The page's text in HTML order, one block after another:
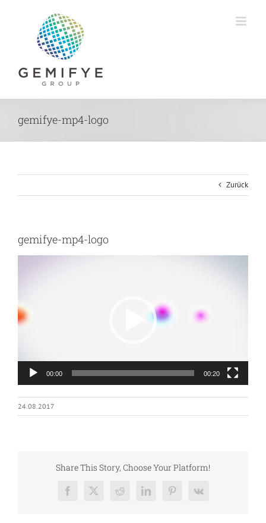
gemifye-mp4-logo
Zurück
gemifye-mp4-logo
00:00 00:20
24.08.2017
Share This Story, Choose Your Platform!
Facebook
X RedditLinkedInPinterest
Vk